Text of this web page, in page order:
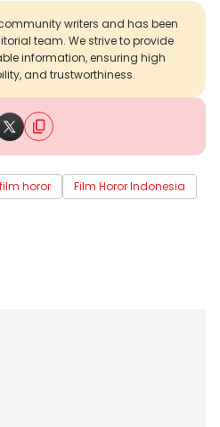
writers and has been
team. We strive to provide
information, ensuring high
and trustworthiness.
film horor
Film Horor Indonesia